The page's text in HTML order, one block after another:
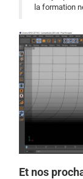
la formation
Et nos